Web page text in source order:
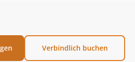
Verbindlich buchen